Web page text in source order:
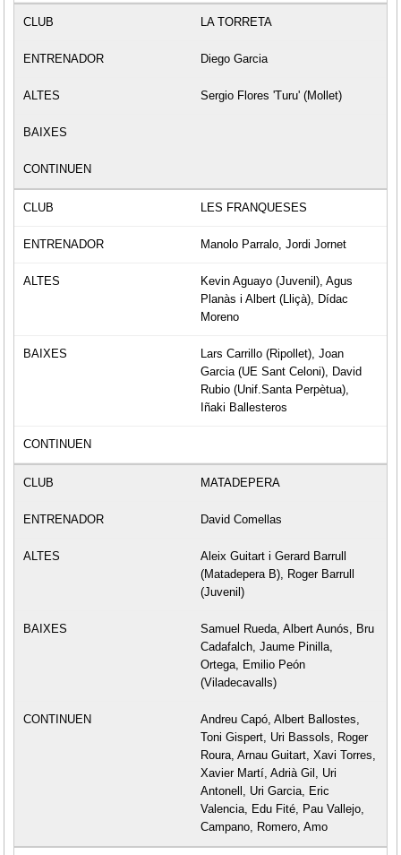
LA TORRETA
Diego Garcia
Sergio Flores 'Turu' (Mollet)
LES FRANQUESES
Manolo Parralo, Jordi Jornet
Kevin Aguayo (Juvenil), Agus
Planàs i Albert (Lliçà), Dídac
Moreno
Lars Carrillo (Ripollet), Joan
Garcia (UE Sant Celoni), David
Rubio (Unif.Santa Perpètua),
Iñaki Ballesteros
MATADEPERA
David Comellas
Aleix Guitart i Gerard Barrull
(Matadepera B), Roger Barrull
(Juvenil)
Samuel Rueda, Albert Aunós, Bru
Cadafalch, Jaume Pinilla,
Ortega, Emilio Peón
(Viladecavalls)
Andreu Capó, Albert Ballostes,
Toni Gispert, Uri Bassols, Roger
Roura, Arnau Guitart, Xavi Torres,
Xavier Martí, Adrià Gil, Uri
Antonell, Uri Garcia, Eric
Valencia, Edu Fité, Pau Vallejo,
Campano, Romero, Amo